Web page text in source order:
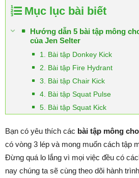
Mục lục bài biết
Hướng dẫn 5 bài tập mông
của Jen Selter
1. Bài tập Donkey Kick
2. Bài tập Fire Hydrant
3. Bài tập Chair Kick
4. Bài tập Squat Pulse
5. Bài tập Squat Kick
Bạn có yêu thích các bài tập mông
có vòng 3 lép và mong muốn cách tập
Đừng quá lo lắng vì mọi việc đều có
nay chúng ta sẽ cùng theo dõi hành